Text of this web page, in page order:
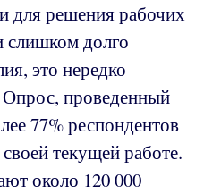
для решения рабочих
слишком долго
это нередко
проведенный
77% респондентов
текущей работе.
около 120 000